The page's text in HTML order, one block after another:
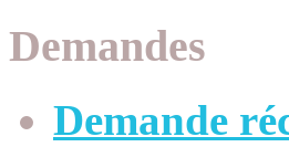
Demandes
Demande